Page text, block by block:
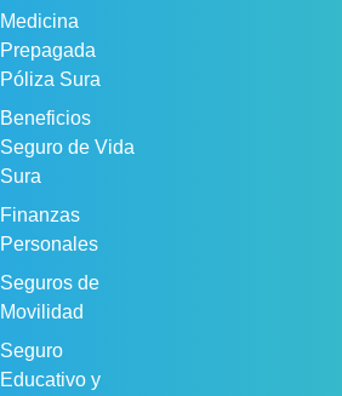
Medicina
Prepagada
Póliza Sura
Beneficios
Seguro de Vida
Sura
Finanzas
Personales
Seguros de
Movilidad
Seguro
Educativo y